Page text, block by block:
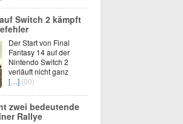
Switch 2 kämpft
Der Start von Final
Fantasy 14 auf der
Nintendo Switch 2
verläuft nicht ganz
[…] (00)
zwei bedeutende
Rallye